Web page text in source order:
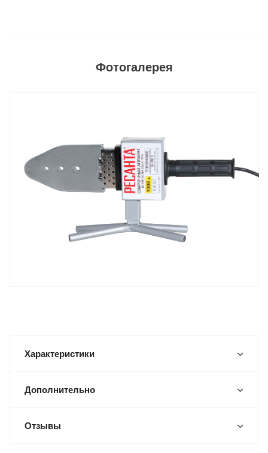
Фотогалерея
Характеристики
Дополнительно
Отзывы